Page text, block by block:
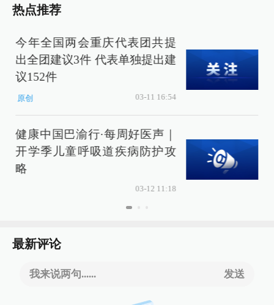
热点推荐
今年全国两会重庆代表团共提
出全团建议3件 代表单独提出建
议152件
原创 03-11 16:54
健康中国巴渝行·每周好医声｜
开学季儿童呼吸道疾病防护攻
略
03-12 11:18
最新评论
我来说两句...... 发送